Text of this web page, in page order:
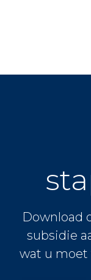
Download
subsidie
wat u moet